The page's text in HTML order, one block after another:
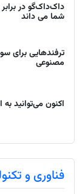
داک‌داک‌گو در
شما می داند
ترفندهایی برای
مصنوعی
اکنون می‌توانید
فناوری و